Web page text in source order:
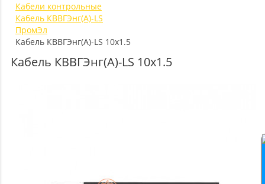
Кабели контрольные
Кабель КВВГЭнг(А)-LS
ПромЭл
Кабель КВВГЭнг(А)-LS 10х1.5
Кабель КВВГЭнг(А)-LS 10х1.5